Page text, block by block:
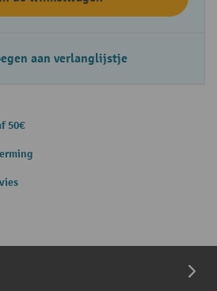
aan verlanglijstje
50€